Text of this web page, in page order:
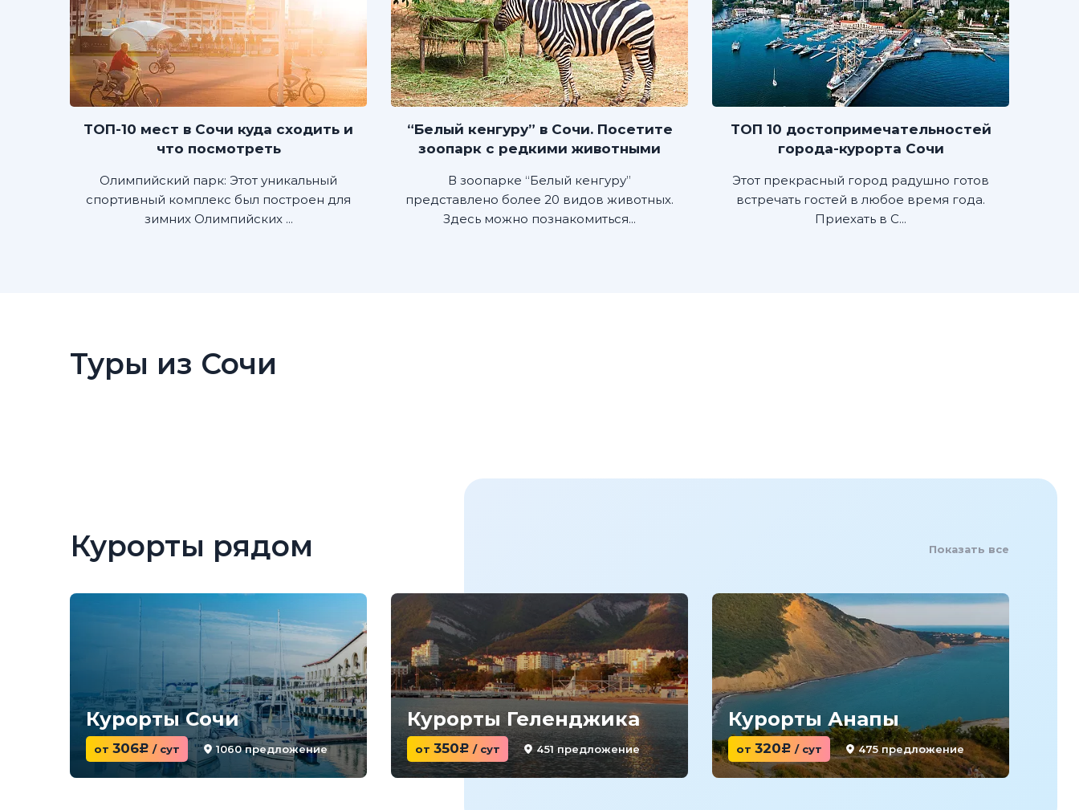
ТОП-10 мест в Сочи куда сходить и
что посмотреть
Олимпийский парк: Этот уникальный
спортивный комплекс был построен для
зимних Олимпийских ...
“Белый кенгуру” в Сочи. Посетите
зоопарк с редкими животными
В зоопарке “Белый кенгуру”
представлено более 20 видов животных.
Здесь можно познакомиться...
ТОП 10 достопримечательностей
города-курорта Сочи
Этот прекрасный город радушно готов
встречать гостей в любое время года.
Приехать в С...
Туры из Сочи
Курорты рядом
Курорты Сочи
от 306c / сут 1060 предложение
Курорты Геленджика
от 350c / сут 451 предложение
Курорты Анапы
от 320c / сут 475 предложение
Показать все